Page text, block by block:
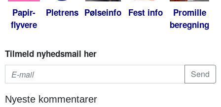
Papir-
flyvere
Pletrens Pølseinfo Fest info
Promille
beregning
Tilmeld nyhedsmail her
Nyeste kommentarer